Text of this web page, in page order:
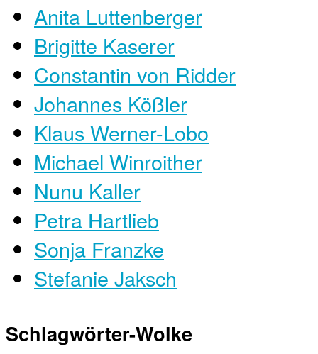
Anita Luttenberger
Brigitte Kaserer
Constantin von Ridder
Johannes Kößler
Klaus Werner-Lobo
Michael Winroither
Nunu Kaller
Petra Hartlieb
Sonja Franzke
Stefanie Jaksch
Schlagwörter-Wolke